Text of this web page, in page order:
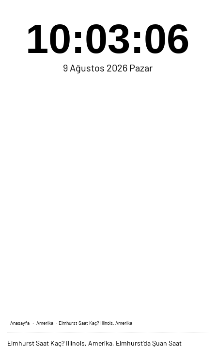
10:03:06
9 Ağustos 2026 Pazar
Anasayfa › Amerika › Elmhurst Saat Kaç? Illinois, Amerika
Elmhurst Saat Kaç? Illinois, Amerika, Elmhurst'da Şuan Saat